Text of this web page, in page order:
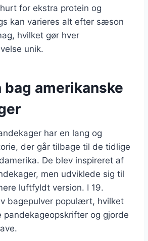
for ekstra protein og
kan varieres alt efter sæson
hvilket gør hver
unik.
amerikanske
har en lang og
der går tilbage til de tidlige
De blev inspireret af
men udviklede sig til
luftfyldt version. I 19.
bagepulver populært, hvilket
pandekageopskrifter og gjorde